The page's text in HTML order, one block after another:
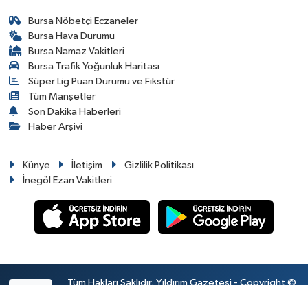
Bursa Nöbetçi Eczaneler
Bursa Hava Durumu
Bursa Namaz Vakitleri
Bursa Trafik Yoğunluk Haritası
Süper Lig Puan Durumu ve Fikstür
Tüm Manşetler
Son Dakika Haberleri
Haber Arşivi
Künye İletişim
Gizlilik Politikası
İnegöl Ezan Vakitleri
Tüm Hakları Saklıdır. Yıldırım Gazetesi - Copyright ©